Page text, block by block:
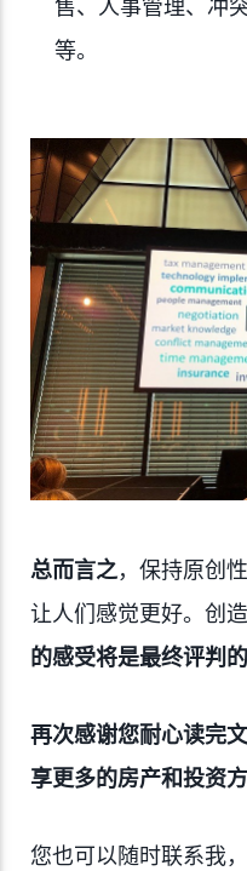
售、人事管理、冲
等。
总而言之，保持原创
让人们感觉更好。创
的感受将是最终评判
再次感谢您耐心读完
享更多的房产和投资
您也可以随时联系我